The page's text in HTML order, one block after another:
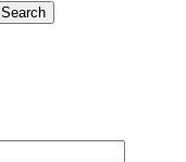
Search